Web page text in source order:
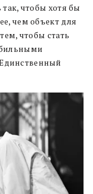
чтобы хотя бы
чем объект для
чтобы стать